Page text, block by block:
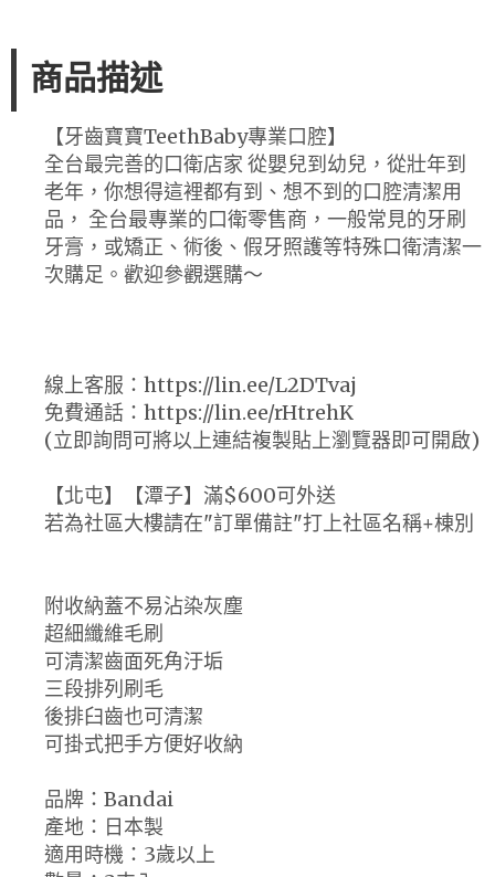
商品描述
【牙齒寶寶TeethBaby專業口腔】
全台最完善的口衛店家 從嬰兒到幼兒，從壯年到
老年，你想得這裡都有到、想不到的口腔清潔用
品， 全台最專業的口衛零售商，一般常見的牙刷
牙膏，或矯正、術後、假牙照護等特殊口衛清潔一
次購足。歡迎參觀選購～
線上客服：https://lin.ee/L2DTvaj
免費通話：https://lin.ee/rHtrehK
(立即詢問可將以上連結複製貼上瀏覽器即可開啟)
【北屯】【潭子】滿$600可外送
若為社區大樓請在"訂單備註"打上社區名稱+棟別
附收納蓋不易沾染灰塵
超細纖維毛刷
可清潔齒面死角汙垢
三段排列刷毛
後排臼齒也可清潔
可掛式把手方便好收納
品牌：Bandai
產地：日本製
適用時機：3歲以上